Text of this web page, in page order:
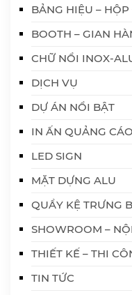
BẢNG HIỆU –
BOOTH – GIAN
CHỮ NỔI INOX-
DỊCH VỤ
DỰ ÁN NỔI BẬT
IN ẤN QUẢNG CÁO
LED SIGN
MẶT DỰNG ALU
QUẦY KỆ TRƯNG
SHOWROOM –
THIẾT KẾ – THI
TIN TỨC